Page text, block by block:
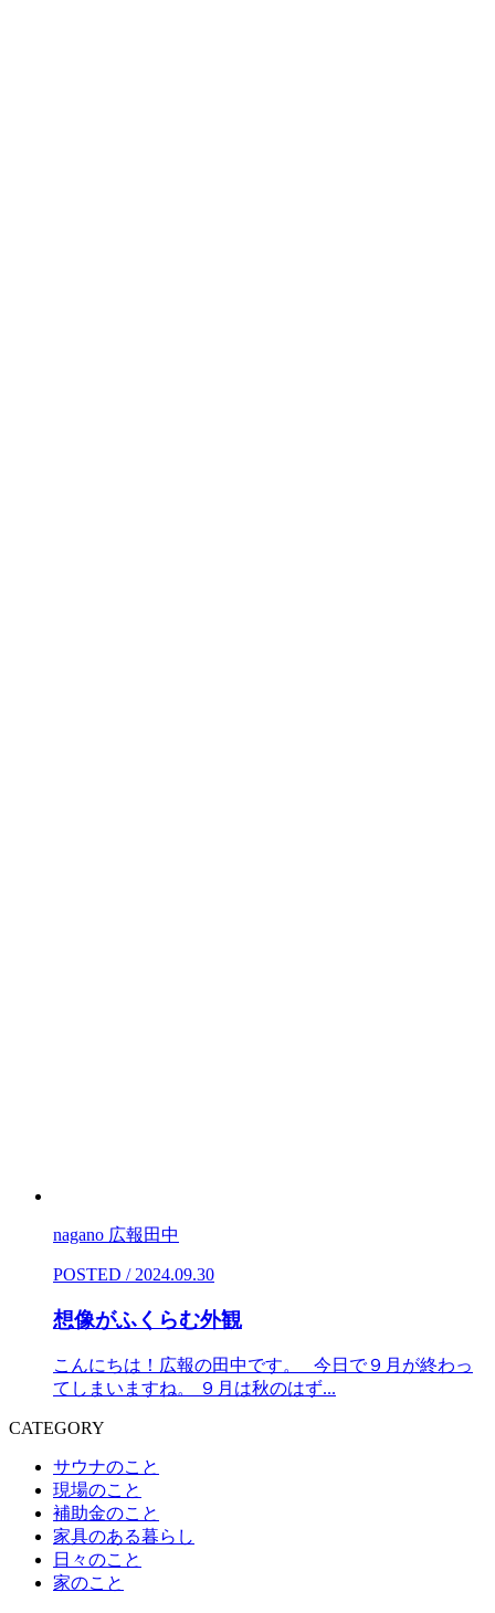
nagano 広報田中
POSTED / 2024.09.30
想像がふくらむ外観
こんにちは！広報の田中です。 今日で９月が終わっ
てしまいますね。 ９月は秋のはず...
CATEGORY
サウナのこと
現場のこと
補助金のこと
家具のある暮らし
日々のこと
家のこと